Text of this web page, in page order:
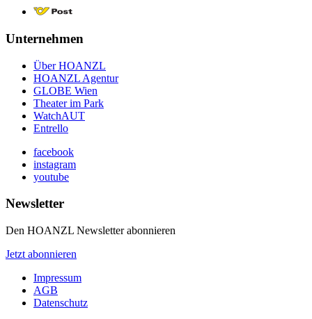
Unternehmen
Über HOANZL
HOANZL Agentur
GLOBE Wien
Theater im Park
WatchAUT
Entrello
facebook
instagram
youtube
Newsletter
Den HOANZL Newsletter abonnieren
Jetzt abonnieren
Impressum
AGB
Datenschutz